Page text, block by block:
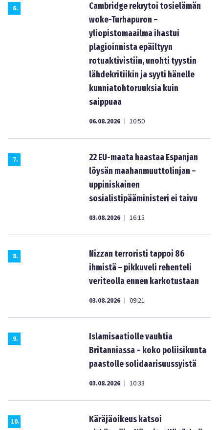
6.
Cambridge rekrytoi tosielämän
woke-Turhapuron –
yliopistomaailma ihastui
plagioinnista epäiltyyn
rotuaktivistiin, unohti tyystin
lähdekritiikin ja syyti hänelle
kunniatohtoruuksia kuin
saippuaa
06.08.2026 | 10:50
7.
22 EU-maata haastaa Espanjan
löysän maahanmuuttolinjan –
uppiniskainen
sosialistipääministeri ei taivu
03.08.2026 | 16:15
8.
Nizzan terroristi tappoi 86
ihmistä – pikkuveli rehenteli
veriteolla ennen karkotustaan
03.08.2026 | 09:21
9.
Islamisaatiolle vauhtia
Britanniassa – koko poliisikunta
paastolle solidaarisuussyistä
03.08.2026 | 10:33
10.
Käräjäoikeus katsoi